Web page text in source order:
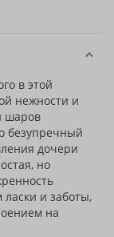
в этой
нежности и
шаров
безупречный
дочери
но
и заботы,
на